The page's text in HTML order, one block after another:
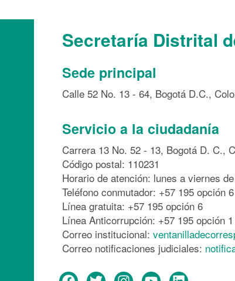
Secretaría Distrital
Sede principal
Calle 52 No. 13 - 64, Bogotá D.C.,
Servicio a la ciudadanía
Carrera 13 No. 52 - 13, Bogotá D. C.,
Código postal: 110231
Horario de atención: lunes a viernes
Teléfono conmutador: +57 195 opción 6
Línea gratuita: +57 195 opción 6
Línea Anticorrupción: +57 195 opción 1
Correo institucional:
Correo notificaciones judiciales: